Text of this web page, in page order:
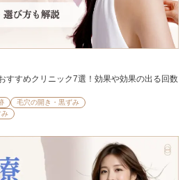
すすめクリニック7選！効果や効果の出る回数
毛穴の開き・黒ずみ
み